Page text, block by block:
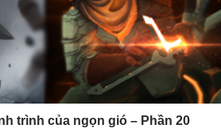
trình của ngọn gió – Phần 20